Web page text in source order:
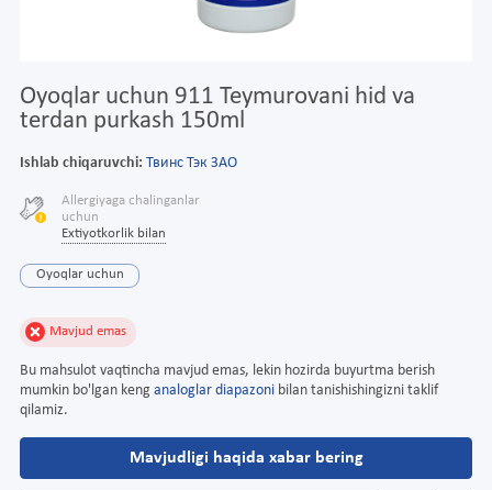
Oyoqlar uchun 911 Teymurovani hid va
terdan purkash 150ml
Ishlab chiqaruvchi: Твинс Тэк ЗАО
Allergiyaga chalinganlar
uchun
Extiyotkorlik bilan
Oyoqlar uchun
Mavjud emas
Bu mahsulot vaqtincha mavjud emas, lekin hozirda buyurtma berish
mumkin bo'lgan keng analoglar diapazoni bilan tanishishingizni taklif
qilamiz.
Mavjudligi haqida xabar bering